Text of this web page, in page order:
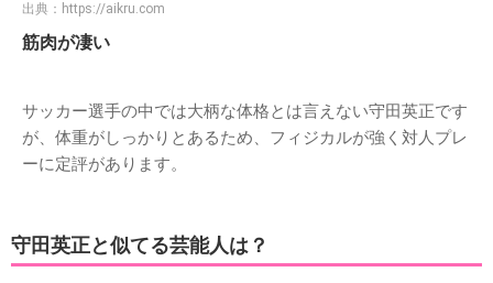
出典： https://aikru.com
筋肉が凄い
サッカー選手の中では大柄な体格とは言えない守田英正です
が、体重がしっかりとあるため、フィジカルが強く対人プレ
ーに定評があります。
守田英正と似てる芸能人は？